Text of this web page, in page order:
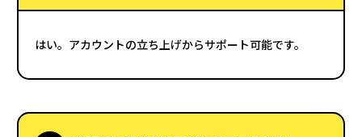
はい。アカウントの立ち上げからサポート可能です。